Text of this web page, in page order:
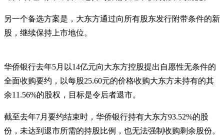
另一个备选方案是，大东方通过向所有股东发行附带条件的新
股，继续保持上市地位。
华侨银行去年5月以14亿元向大东方控股提出自愿性无条件的
全面收购要约，以每股25.60元的价格收购大东方未持有的其
余11.56%的股权，目标是令后者退市。
截至去年7月要约结束时，华侨银行持有大东方93.52%的股
份，未达到退市所需的持股比例，也无法强制收购剩余股份。